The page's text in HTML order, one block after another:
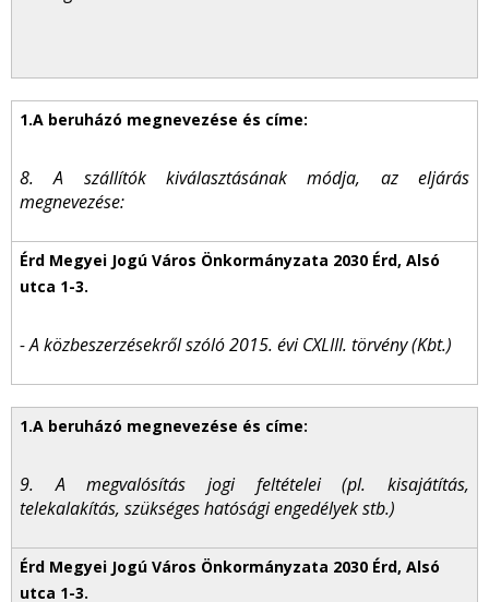
8. A szállítók kiválasztásának módja, az eljárás
megnevezése:
- A közbeszerzésekről szóló 2015. évi CXLIII. törvény (Kbt.)
9. A megvalósítás jogi feltételei (pl. kisajátítás,
telekalakítás, szükséges hatósági engedélyek stb.)